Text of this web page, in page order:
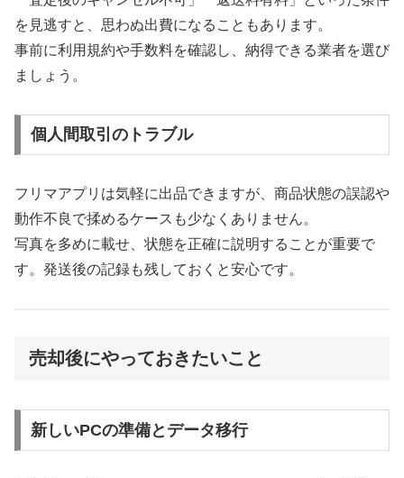
を見逃すと、思わぬ出費になることもあります。
事前に利用規約や手数料を確認し、納得できる業者を選び
ましょう。
個人間取引のトラブル
フリマアプリは気軽に出品できますが、商品状態の誤認や
動作不良で揉めるケースも少なくありません。
写真を多めに載せ、状態を正確に説明することが重要で
す。発送後の記録も残しておくと安心です。
売却後にやっておきたいこと
新しいPCの準備とデータ移行